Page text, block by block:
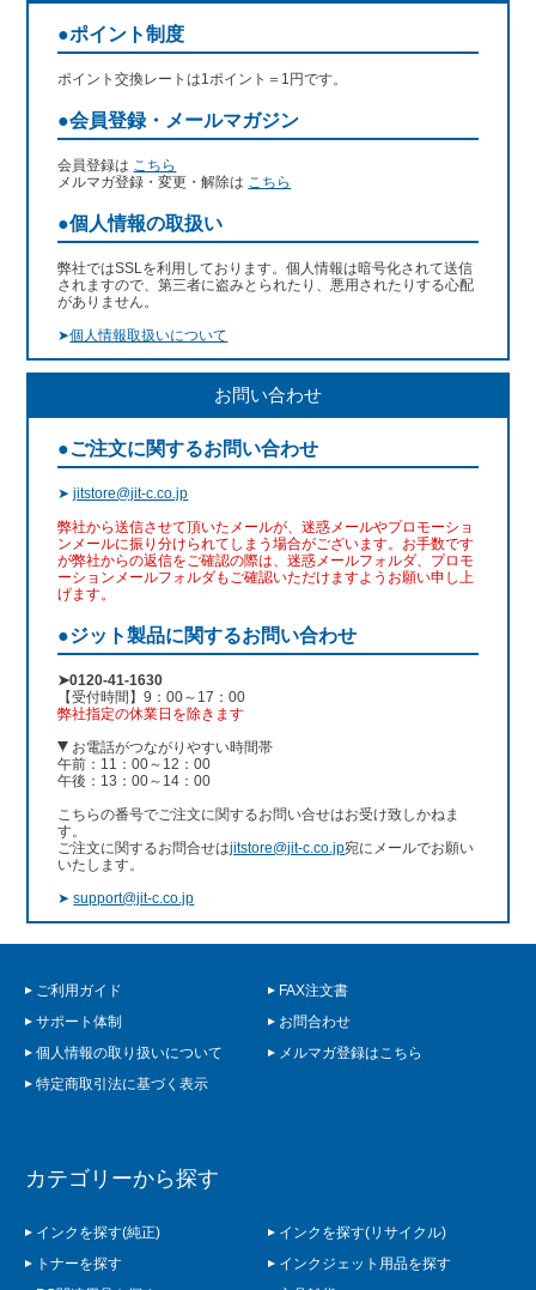
●ポイント制度
ポイント交換レートは1ポイント＝1円です。
●会員登録・メールマガジン
会員登録は こちら
メルマガ登録・変更・解除は こちら
●個人情報の取扱い
弊社ではSSLを利用しております。個人情報は暗号化されて送信
されますので、第三者に盗みとられたり、悪用されたりする心配
がありません。
➤個人情報取扱いについて
お問い合わせ
●ご注文に関するお問い合わせ
➤jitstore@jit-c.co.jp
弊社から送信させて頂いたメールが、迷惑メールやプロモーショ
ンメールに振り分けられてしまう場合がございます。お手数です
が弊社からの返信をご確認の際は、迷惑メールフォルダ、プロモ
ーションメールフォルダもご確認いただけますようお願い申し上
げます。
●ジット製品に関するお問い合わせ
➤0120-41-1630
【受付時間】9：00～17：00
弊社指定の休業日を除きます
お電話がつながりやすい時間帯
午前：11：00～12：00
午後：13：00～14：00
こちらの番号でご注文に関するお問い合せはお受け致しかねま
す。
ご注文に関するお問合せはjitstore@jit-c.co.jp宛にメールでお願い
いたします。
➤support@jit-c.co.jp
ご利用ガイド
FAX注文書
サポート体制
お問合わせ
個人情報の取り扱いについて
メルマガ登録はこちら
特定商取引法に基づく表示
カテゴリーから探す
インクを探す(純正)
インクを探す(リサイクル)
トナーを探す
インクジェット用品を探す